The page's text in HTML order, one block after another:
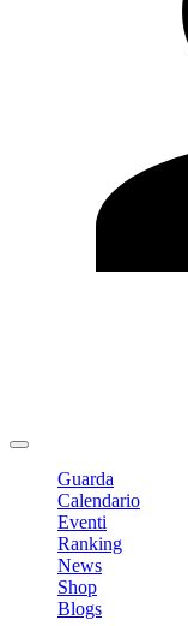
Guarda
Calendario
Eventi
Ranking
News
Shop
Blogs